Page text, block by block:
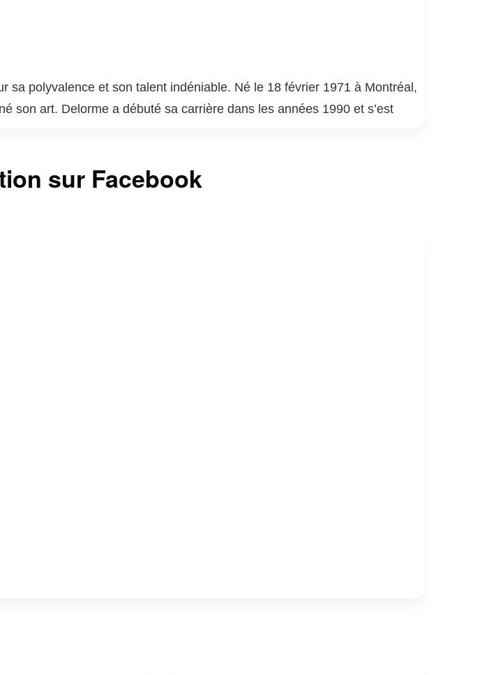
polyvalence et son talent indéniable. Né le 18 février 1971 à Montréal,
son art. Delorme a débuté sa carrière dans les années 1990 et s’est
l’admiration du public et de la critique. En plus de ses performances à
sur Facebook